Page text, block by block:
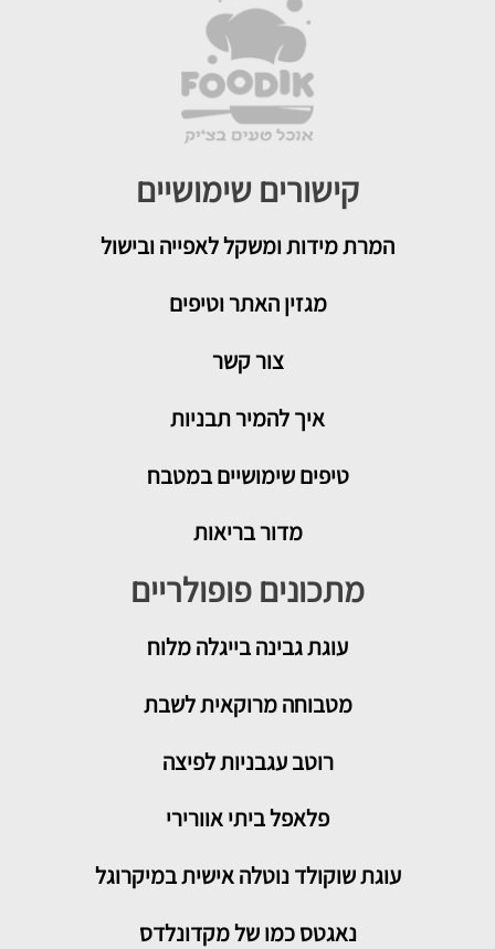
קישורים שימושיים
המרת מידות ומשקל לאפייה ובישול
מגזין האתר וטיפים
צור קשר
איך להמיר תבניות
טיפים שימושיים במטבח
מדור בריאות
מתכונים פופולריים
עוגת גבינה בייגלה מלוח
מטבוחה מרוקאית לשבת
רוטב עגבניות לפיצה
פלאפל ביתי אוורירי
עוגת שוקולד נוטלה אישית במיקרוגל
נאגטס כמו של מקדונלדס